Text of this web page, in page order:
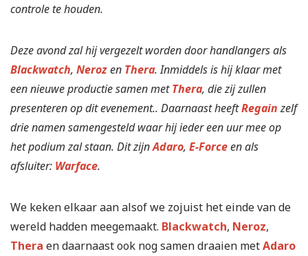
controle te houden.
Deze avond zal hij vergezelt worden door handlangers als
Blackwatch, Nerozen Thera. Inmiddels is hij klaar met
een nieuwe productie samen metThera, die zij zullen
presenteren op dit evenement.. Daarnaast heeftRegainzelf
drie namen samengesteld waar hij ieder een uur mee op
het podium zal staan. Dit zijnAdaro, E-Forceen als
afsluiter: Warface.
We keken elkaar aan alsof we zojuist het einde van de
wereld hadden meegemaakt. Blackwatch, Neroz,
Thera en daarnaast ook nog samen draaien metAdaro